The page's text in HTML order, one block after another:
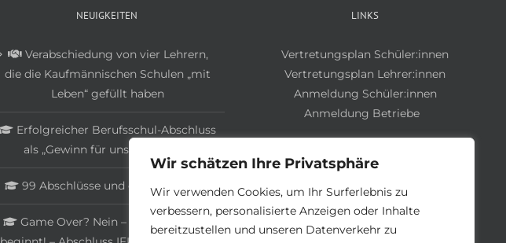
Wir schätzen Ihre Privatsphäre
Wir verwenden Cookies, um Ihr Surferlebnis zu
verbessern, personalisierte Anzeigen oder Inhalte
bereitzustellen und unseren Datenverkehr zu
NEUIGKEITEN
Verabschiedung von vier Lehrern,
die die Kaufmännischen Schulen „mit
Leben“ gefüllt haben
Erfolgreicher Berufsschul-Abschluss
als „Gewinn für unsere Region“
99 Abschlüsse und ein „Plot-Twist“
Game Over? Nein – ein neues Level
LINKS
Vertretungsplan Schüler:innen
Vertretungsplan Lehrer:innen
Anmeldung Schüler:innen
Anmeldung Betriebe